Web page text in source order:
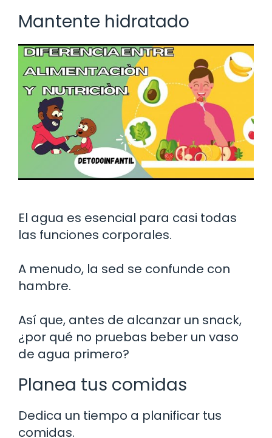
Mantente hidratado
El agua es esencial para casi todas
las funciones corporales.
A menudo, la sed se confunde con
hambre.
Así que, antes de alcanzar un snack,
¿por qué no pruebas beber un vaso
de agua primero?
Planea tus comidas
Dedica un tiempo a planificar tus
comidas.